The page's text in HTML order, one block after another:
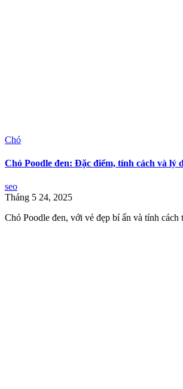
Chó
Chó Poodle đen: Đặc điểm, tính cách và lý
seo
Tháng 5 24, 2025
Chó Poodle đen, với vẻ đẹp bí ẩn và tính